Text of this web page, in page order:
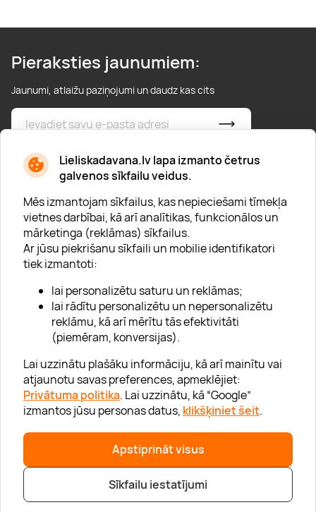
Lieliskadavana.lv lapa izmanto četrus
galvenos sīkfailu veidus.
Mēs izmantojam sīkfailus, kas nepieciešami tīmekļa
vietnes darbībai, kā arī analītikas, funkcionālos un
mārketinga (reklāmas) sīkfailus.
Ar jūsu piekrišanu sīkfaili un mobilie identifikatori
tiek izmantoti:
lai personalizētu saturu un reklāmas;
lai rādītu personalizētu un nepersonalizētu
reklāmu, kā arī mērītu tās efektivitāti
(piemēram, konversijas).
Lai uzzinātu plašāku informāciju, kā arī mainītu vai
atjaunotu savas preferences, apmeklējiet:
Privātuma politika. Lai uzzinātu, kā “Google”
izmantos jūsu personas datus, klikšķiniet šeit.
Apstiprināt visus
Sīkfailu iestatījumi
Pieraksties jaunumiem:
Jaunumi, atlaižu paziņojumi un daudz kas cits
* Esmu iepazinies/usies ar privātuma politiku
Par "Lieliska dāvana"
Uzņēmumiem
Palīdzība
“GERA DOVANA” GRUPA
|info@lieliskadavana.lv |+371 6601 8025